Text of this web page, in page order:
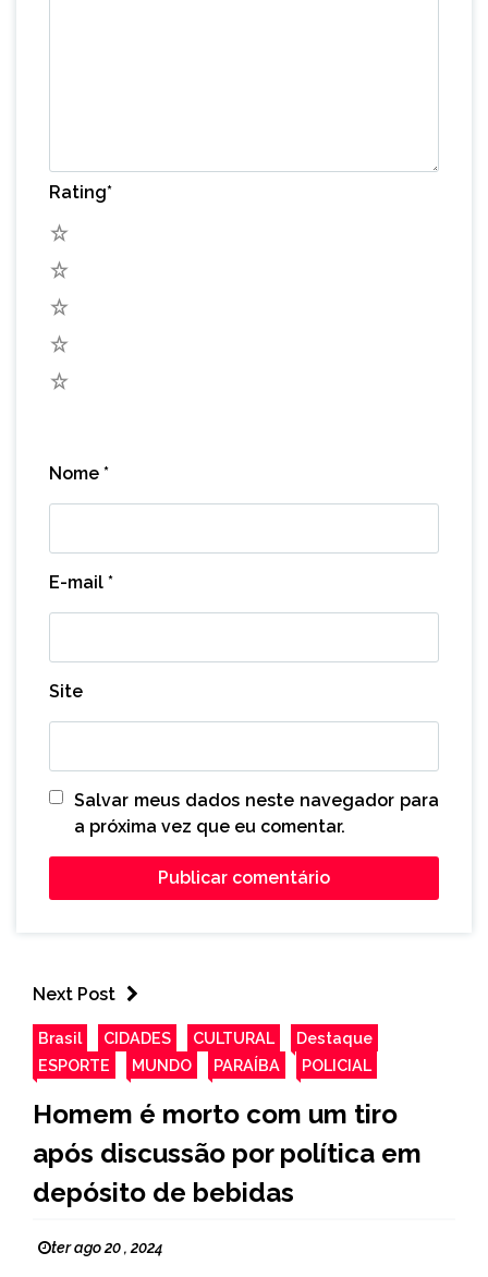
Rating*
Nome *
E-mail *
Site
Salvar meus dados neste navegador para
a próxima vez que eu comentar.
Next Post
Brasil CIDADES CULTURAL
Destaque
ESPORTE
MUNDO PARAÍBA POLICIAL
Homem é morto com um tiro
após discussão por política em
depósito de bebidas
ter ago 20 , 2024